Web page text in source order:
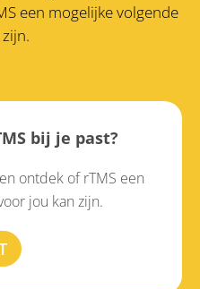
een mogelijke volgende
bij je past?
ontdek of rTMS een
jou kan zijn.